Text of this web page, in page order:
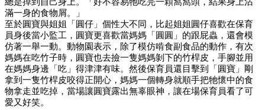
滿一身的食物屑。」
至於圓寶與姐姐「圓仔」個性大不同，比起姐姐圓仔喜歡在保育
員身後當小監工，圓寶更喜歡當媽媽「圓圓」的跟屁蟲，還會模
仿著一舉一動。動物園表示，除了模仿啃食副食品的動作，有次
媽媽在吃竹子時，圓寶也去撿一隻媽媽剝下的竹桿皮，手腳並用
在媽媽身邊「吃」得津津有味。然後保育員還目擊到「圓寶」剛
拿到一隻竹桿皮咬得正開心，媽媽一個轉身就順手把牠懷中的食
物拿走並吃掉，當場讓圓寶露出無辜眼神，讓在場保育員看了可
愛又好笑。